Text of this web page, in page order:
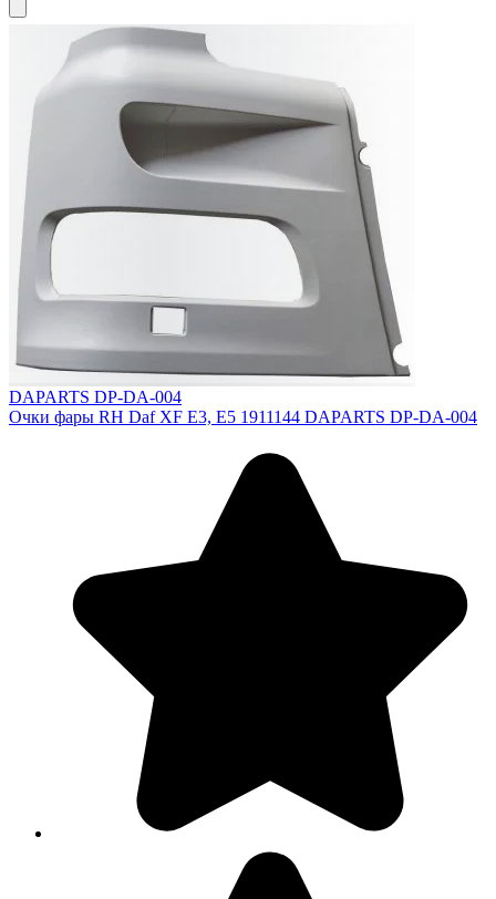
DAPARTS DP-DA-004
Очки фары RH Daf XF E3, E5 1911144 DAPARTS DP-DA-004